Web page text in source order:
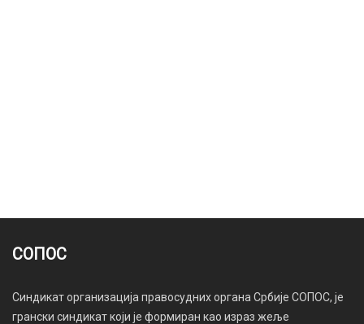
СОПОС
Синдикат организација правосудних органа Србије СОПОС, је
грански синдикат који је формиран као израз жеље